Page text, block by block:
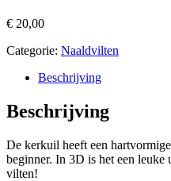
€ 20,00
Categorie: Naaldvilten
Beschrijving
Beschrijving
De kerkuil heeft een
beginner. In 3D is het een leuke
vilten!